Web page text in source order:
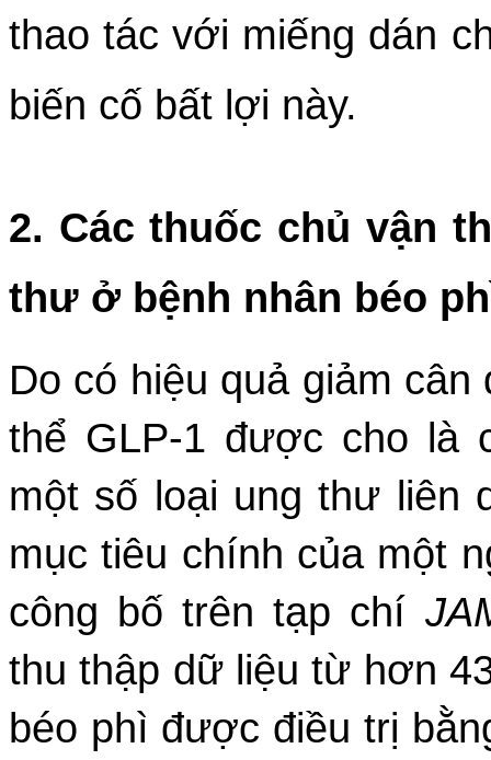
thao tác với miếng dán
biến cố bất lợi này.
2. Các thuốc chủ vận
thư ở bệnh nhân béo
Do có hiệu quả giảm
thể GLP-1 được cho là
một số loại ung thư liên
mục tiêu chính của một
công bố trên tạp chí
thu thập dữ liệu từ hơn
béo phì được điều trị